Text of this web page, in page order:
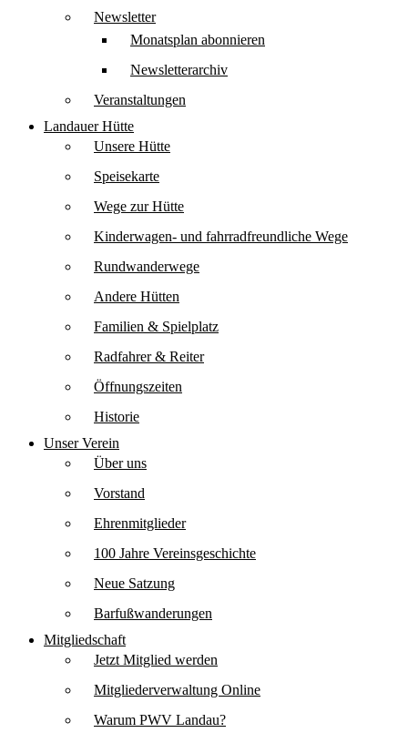
Newsletter
Monatsplan abonnieren
Newsletterarchiv
Veranstaltungen
Landauer Hütte
Unsere Hütte
Speisekarte
Wege zur Hütte
Kinderwagen- und fahrradfreundliche Wege
Rundwanderwege
Andere Hütten
Familien & Spielplatz
Radfahrer & Reiter
Öffnungszeiten
Historie
Unser Verein
Über uns
Vorstand
Ehrenmitglieder
100 Jahre Vereinsgeschichte
Neue Satzung
Barfußwanderungen
Mitgliedschaft
Jetzt Mitglied werden
Mitgliederverwaltung Online
Warum PWV Landau?